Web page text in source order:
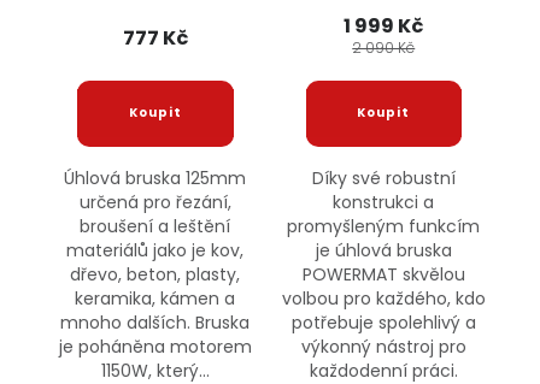
777 Kč
Úhlová bruska 125mm
určená pro řezání,
broušení a leštění
materiálů jako je kov,
dřevo, beton, plasty,
keramika, kámen a
mnoho dalších. Bruska
je poháněna motorem
1150W, který...
1 999 Kč
2 090 Kč
Díky své robustní
konstrukci a
promyšleným funkcím
je úhlová bruska
POWERMAT skvělou
volbou pro každého, kdo
potřebuje spolehlivý a
výkonný nástroj pro
každodenní práci.